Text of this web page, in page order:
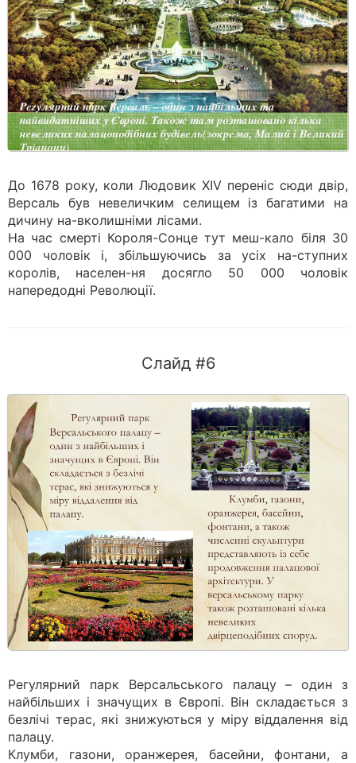
До 1678 року, коли Людовик XIV переніс сюди двір,
Версаль був невеличким селищем із багатими на
дичину на-вколишніми лісами.
На час смерті Короля-Сонце тут меш-кало біля 30
000 чоловік і, збільшуючись за усіх на-ступних
королів, населен-ня досягло 50 000 чоловік
напередодні Революції.
Слайд #6
Регулярний парк Версальського палацу – один з
найбільших і значущих в Європі. Він складається з
безлічі терас, які знижуються у міру віддалення від
палацу.
Клумби, газони, оранжерея, басейни, фонтани, а